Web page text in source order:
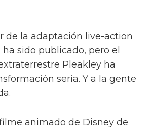
de la adaptación live-action
sido publicado, pero el
Pleakley ha
seria. Y a la gente
animado de Disney de